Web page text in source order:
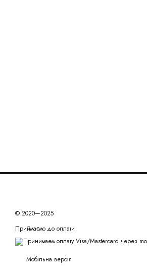
© 2020—2025
Приймаємо до оплати
Мобільна версія